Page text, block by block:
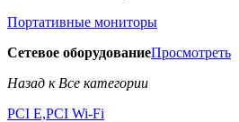
Портативные мониторы
Сетевое оборудованиеПросмотреть
Назад к Все категории
PCI E,PCI Wi-Fi